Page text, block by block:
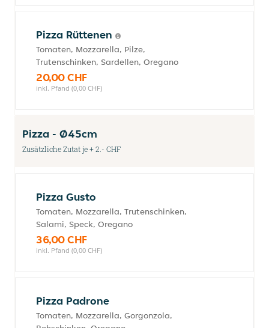
Pizza Rüttenen
Tomaten, Mozzarella, Pilze,
Trutenschinken, Sardellen, Oregano
20,00 CHF
inkl. Pfand (0,00 CHF)
Pizza - Ø45cm
Zusätzliche Zutat je + 2.- CHF
Pizza Gusto
Tomaten, Mozzarella, Trutenschinken,
Salami, Speck, Oregano
36,00 CHF
inkl. Pfand (0,00 CHF)
Pizza Padrone
Tomaten, Mozzarella, Gorgonzola,